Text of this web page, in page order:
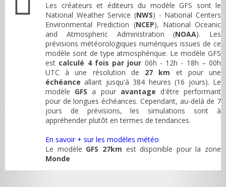
Les créateurs et éditeurs du modèle GFS sont le
National Weather Service (NWS) - National Centers
Environmental Prediction (NCEP), National Oceanic
and Atmospheric Administration (NOAA). Les
prévisions météorologiques numériques issues de ce
modèle sont de type atmosphérique. Le modèle GFS
est calculé 4 fois par jour 06h - 12h - 18h – 00h
UTC à une résolution de 27 km et pour une
échéance allant jusqu'à 384 heures (16 jours). Le
modèle GFS a pour avantage d'être performant
pour de longues échéances. Cependant, au-delà de 7
jours de prévisions, les simulations sont à
appréhender plutôt en termes de tendances.
En savoir + sur les modèles météo
Le modèle GFS 27km est disponible pour la zone
Monde